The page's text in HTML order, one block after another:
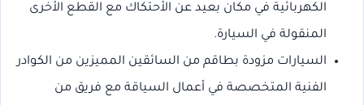
الكهربائية في مكان بعيد عن الأحتكاك مع القطع الأخرى
المنقولة في السيارة.
السيارات مزودة بطاقم من السائقين المميزين من الكوادر
الفنية المتخصصة في أعمال السياقة مع فريق من